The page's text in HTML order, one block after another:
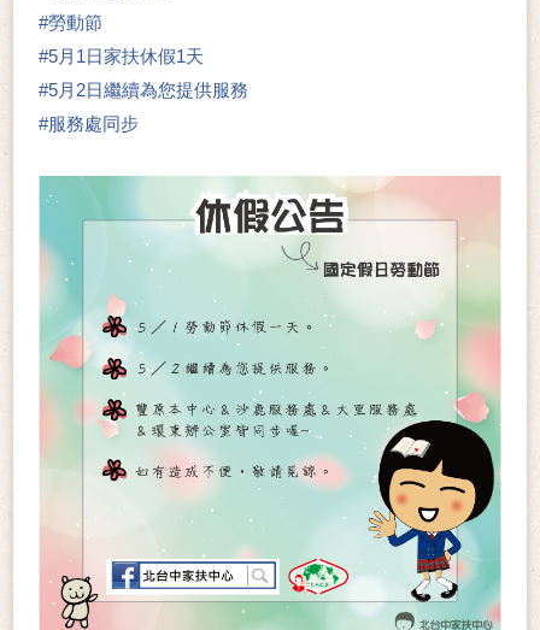
#勞動節
#5月1日家扶休假1天
#5月2日繼續為您提供服務
#服務處同步